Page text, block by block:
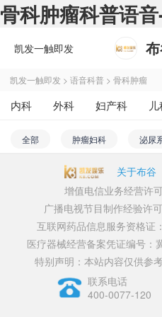
骨科肿瘤科普语
凯发一触即发
凯发一触即发 > 语音科普 > 骨科肿瘤
内科 外科 妇产科
不孕不育
五官科 精神
医学影像和放射治疗科
全部 肿瘤妇科 泌尿
免疫系统肿瘤 骨科肿瘤
血液系统肿瘤 肿瘤综合
放疗科
关于布谷
增值电信业务经营许
广播电视节目制作经验许
互联网药品信息服务资格证
医疗器械经营备案凭证编号：
特别声明：本站内容仅供参
联系电话
400-0077-120